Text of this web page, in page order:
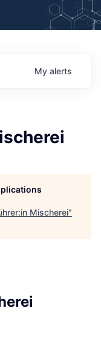
My alerts
Mischerei"